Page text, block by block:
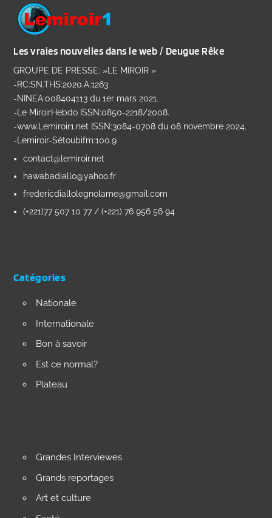
Les vraies nouvelles dans le web / Deugue Rêke
GROUPE DE PRESSE: »LE MIROIR »
-RC:SN.THS:2020.A.1263
-NINEA:008404113 du 1er mars 2021.
-Le MiroirHebdo ISSN:0850-2218/2008.
-www.Lemiroir1.net ISSN:3084-0708 du 08 novembre 2024.
-Lemiroir-Sétoubifm:100.9
contact@lemiroir.net
hawabadiallo@yahoo.fr
fredericdiallolegnolame@gmail.com
(+221)77 507 10 77 / (+221) 76 956 56 94
Catégories
Nationale
Internationale
Bon à savoir
Est ce normal?
Plateau
Grandes Interviewes
Grands reportages
Art et culture